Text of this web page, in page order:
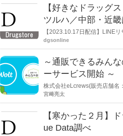
【好きなドラッグ
ツルハ／中部・近
LINEリサーチ
【2023.10.17日配信】LINE
る調査を実施した。一番好き
dgsonline
～通販できるみん
ーサービス開始 ～
株式会社eLcrews(販売店舗名
月1日(木)より東京都杉並区
題化しており、それらを解
し豊かな生活のサポート・セ
宮﨑亮太
【寒かった２月】
ue Data調べ